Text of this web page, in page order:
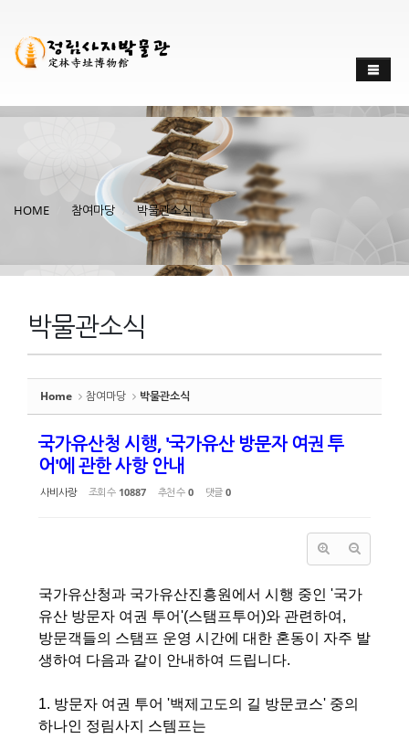
HOME 참여마당 박물관소식
박물관소식
Home 참여마당 박물관소식
국가유산청 시행, '국가유산 방문자 여권 투
어'에 관한 사항 안내
사비사랑 조회 수 10887 추천 수 0 댓글 0
국가유산청과 국가유산진흥원에서 시행 중인 '국가
유산 방문자 여권 투어'(스탬프투어)와 관련하여,
방문객들의 스탬프 운영 시간에 대한 혼동이 자주 발
생하여 다음과 같이 안내하여 드립니다.
1. 방문자 여권 투어 '백제고도의 길 방문코스' 중의
하나인 정림사지
스템프는
스케치북5
스케치북5